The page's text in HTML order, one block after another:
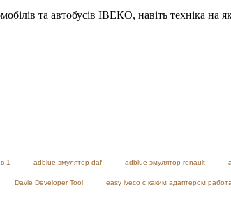
та автобусів ІВЕКО, навіть техніка на
1 adblue эмулятор daf adblue эмулятор renault
Davie Developer Tool easy iveco с каким адаптером